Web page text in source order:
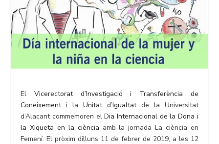
ElVicerectorat d’Investigació i Transferència de
Coneixementi laUnitat d’Igualtatde la Universitat
d’Alacant commemoren elDia Internacional de la Dona i
la Xiqueta en la ciència amb la jornada La ciència en
Femení. El pròxim dilluns 11 de febrer de 2019, a les 12